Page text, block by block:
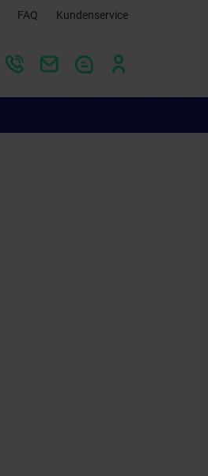
FAQ Kundenservice